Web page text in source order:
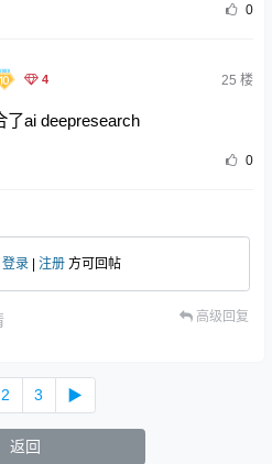
0
4 25 楼
了ai deepresearch
0
登录 注册 方可回帖
高级回复
2 3 ▶
返回